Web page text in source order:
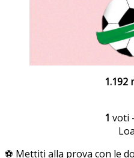
1.192
1 voti -
⚽ Mettiti alla prova con le